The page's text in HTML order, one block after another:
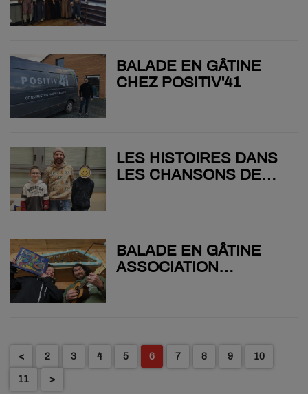
BALADE EN GÂTINE
CHEZ POSITIV'41
LES HISTOIRES DANS
LES CHANSONS DE
BALADE EN GÂTINE
ASSOCIATION
< 2 3 4 5 6 7 8 9 10
11 >